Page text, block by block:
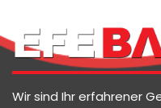
Wir sind Ihr erfahrener